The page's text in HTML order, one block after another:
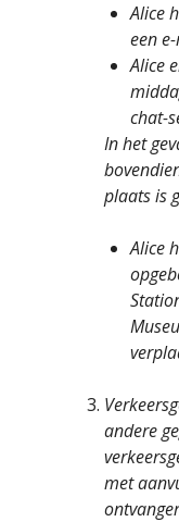
Alice
een
Alice
chat-
In het
plaats is
Alice
andere
met